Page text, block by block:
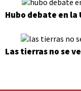
Hubo debate en la
Las tierras no se